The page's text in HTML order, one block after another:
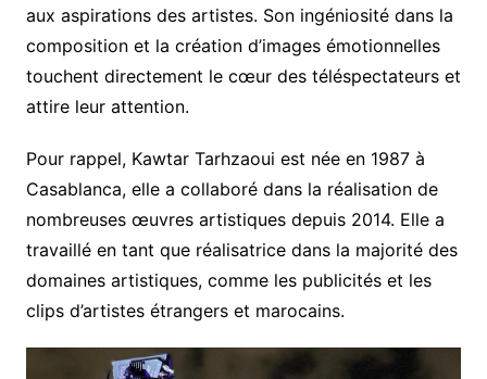
aux aspirations des artistes. Son ingéniosité dans la
composition et la création d’images émotionnelles
touchent directement le cœur des téléspectateurs et
attire leur attention.
Pour rappel, Kawtar Tarhzaoui est née en 1987 à
Casablanca, elle a collaboré dans la réalisation de
nombreuses œuvres artistiques depuis 2014. Elle a
travaillé en tant que réalisatrice dans la majorité des
domaines artistiques, comme les publicités et les
clips d’artistes étrangers et marocains.